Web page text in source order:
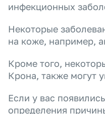
инфекционных
Некоторые
на коже, например,
Кроме того,
Крона, также могут
Если у вас
определения